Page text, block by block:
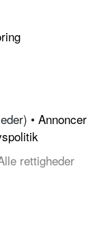
• Annoncer
rettigheder